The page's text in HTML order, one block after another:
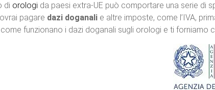
di orologi da paesi extra-UE può comportare una serie di
pagare dazi doganali e altre imposte, come l’IVA,
funzionano i dazi doganali sugli orologi e ti forniamo